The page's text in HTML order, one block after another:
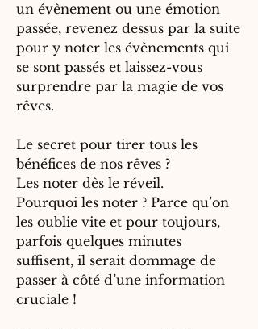
un évènement ou une émotion
passée, revenez dessus par la suite
pour y noter les évènements qui
se sont passés et laissez-vous
surprendre par la magie de vos
rêves.
Le secret pour tirer tous les
bénéfices de nos rêves ?
Les noter dès le réveil.
Pourquoi les noter ? Parce qu’on
les oublie vite et pour toujours,
parfois quelques minutes
suffisent, il serait dommage de
passer à côté d’une information
cruciale !